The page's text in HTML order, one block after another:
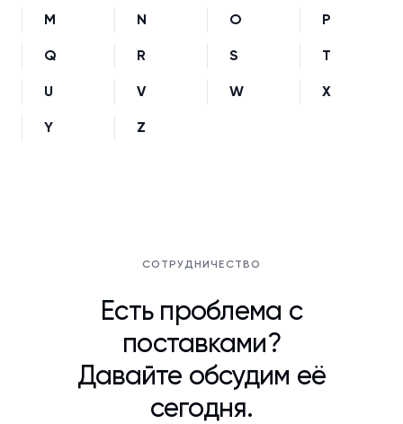
M N O P
Q R S T
U V W X
Y Z
СОТРУДНИЧЕСТВО
Есть проблема с
поставками?
Давайте обсудим её
сегодня.